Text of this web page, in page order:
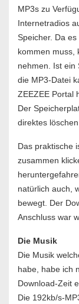
MP3s zu
Internetradios
Speicher. Da
kommen muss,
nehmen. Ist ein
die MP3-Datei
ZEEZEE Portal
Der
direktes
Das praktische
zusammen
natürlich auch,
bewegt. Der
Anschluss war
Die Musik
Die Musik
habe, habe ich
Download-Zeit
Die 192kb/s-